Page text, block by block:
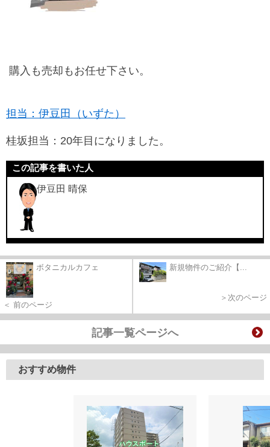
購入も売却もお任せ下さい。
担当：伊豆田（いずた）
桂坂担当：20年目になりました。
この記事を書いた人
伊豆田 晴保
ボタニカルカフェ
＜ 前のページ
新規物件のご紹介【...
＞次のページ
記事一覧ページへ
おすすめ物件